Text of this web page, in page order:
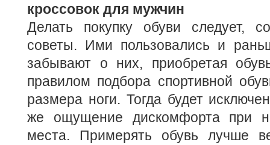
кроссовок для мужчин
Делать покупку обуви следует,
советы. Ими пользовались и
забывают о них, приобретая
правилом подбора спортивной
размера ноги. Тогда будет
же ощущение дискомфорта при
места. Примерять обувь лучше